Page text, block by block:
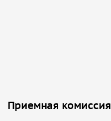
Приемная комиссия